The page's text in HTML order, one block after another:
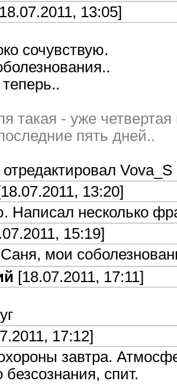
13:05]
сочувствую.
такая - уже
пять дней..
Vova_S
13:20]
Написал несколько
15:19]
мои
[18.07.2011, 17:11]
17:12]
завтра.
безсознания, спит.